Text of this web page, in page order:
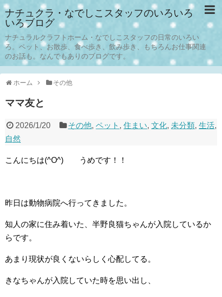
ナチュクラ・なでしこスタッフのいろいろ
いろブログ
ナチュラルクラフトホーム・なでしこスタッフの日常のいろい
ろ。ペット、お散歩、食べ歩き、飲み歩き、もちろんお仕事関連
のお話も。なんでもありのブログです。
ホーム その他
ママ友と
2026/1/20 その他,ペット ,住まい,文化, 未分類,生活,
自然
こんにちは(^O^) うめです！！
昨日は動物病院へ行ってきました。
知人の家に住み着いた、半野良猫ちゃんが入院しているか
らです。
あまり現状が良くないらしく心配してる。
きなちゃんが入院していた時を思い出し、